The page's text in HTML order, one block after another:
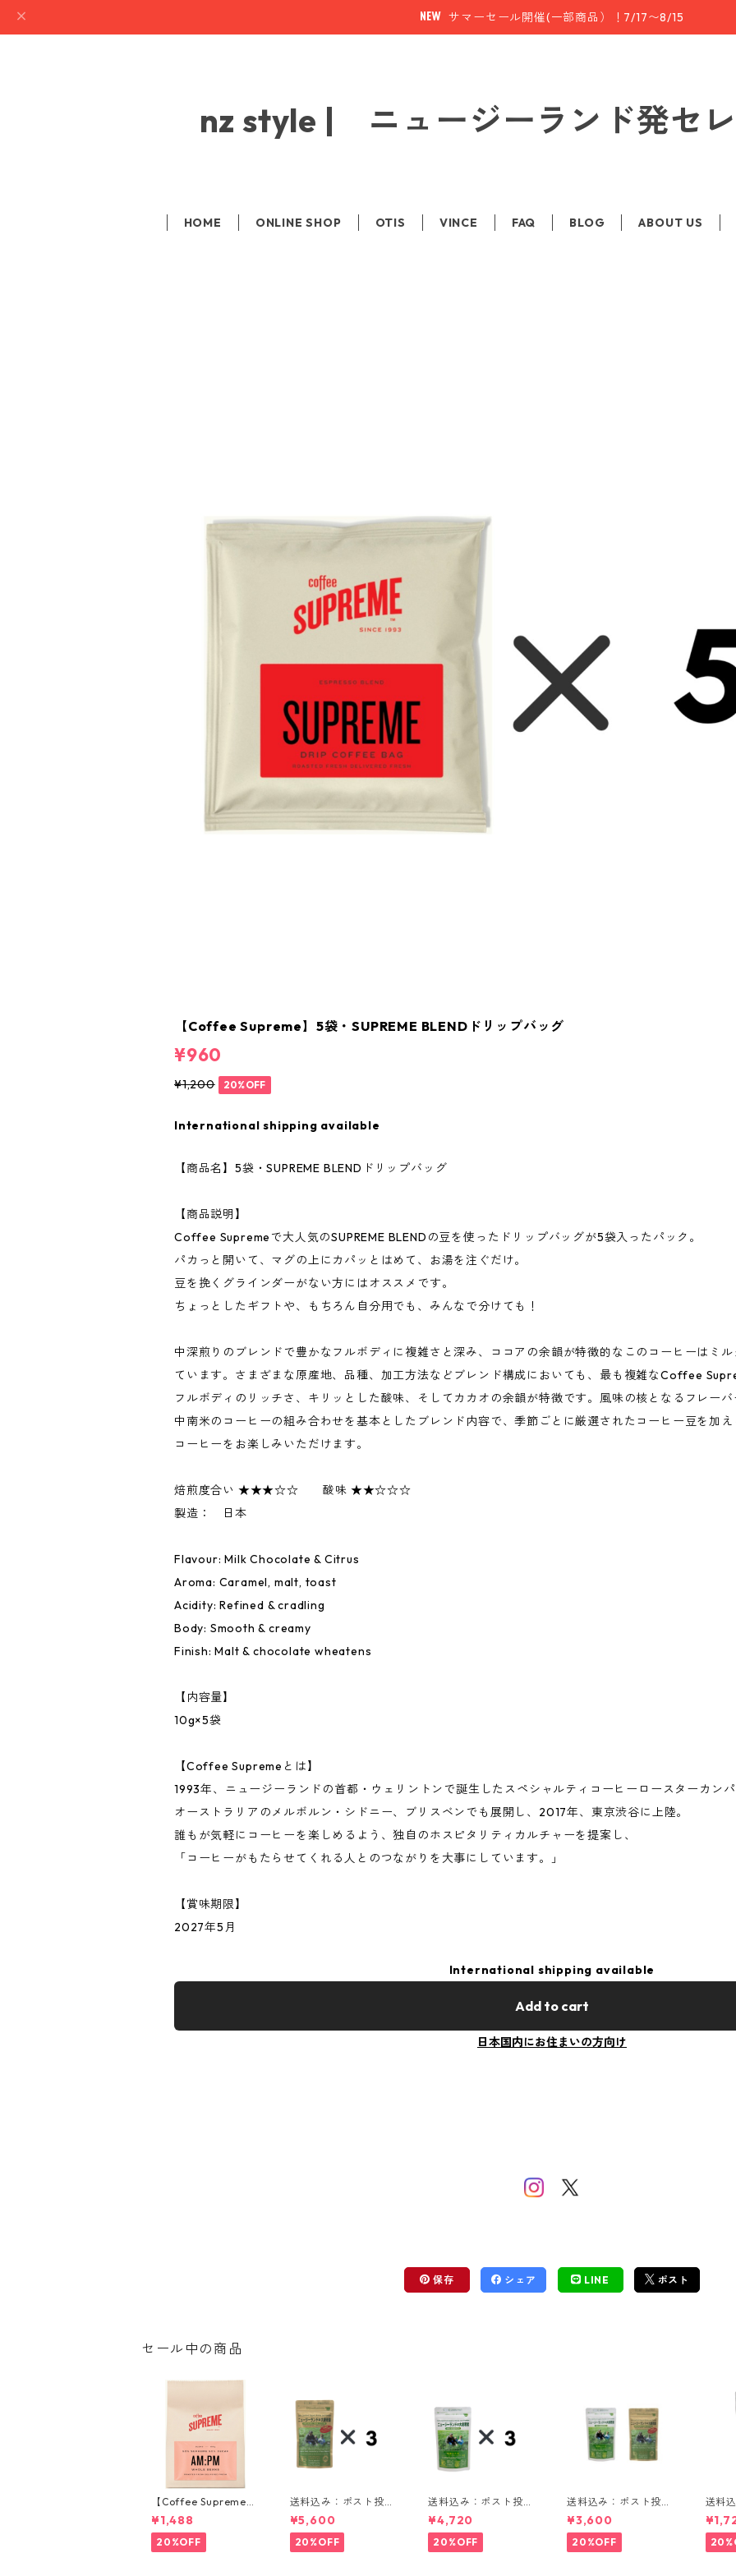
サマーセール開催(一部商品）！7/17〜8/15
nz style | ニュージーランド発セ
HOME ONLINE SHOP OTIS VINCE FAQ BLOG ABOUT US
【Coffee Supreme】5袋・SUPREME BLENDドリップバッグ
¥960
¥1,200 20%OFF
International shipping available
【商品名】5袋・SUPREME BLENDドリップバッグ
【商品説明】
Coffee Supremeで大人気のSUPREME BLENDの豆を使ったドリップバッグが5袋入ったパック。
パカっと開いて、マグの上にカパッとはめて、お湯を注ぐだけ。
豆を挽くグラインダーがない方にはオススメです。
ちょっとしたギフトや、もちろん自分用でも、みんなで分けても！
中深煎りのブレンドで豊かなフルボディに複雑さと深み、ココアの余韻が特徴的なこのコーヒーはミ
ています。さまざまな原産地、品種、加工方法などブレンド構成においても、最も複雑なCoffee
フルボディのリッチさ、キリッとした酸味、そしてカカオの余韻が特徴です。風味の核となるフレー
中南米のコーヒーの組み合わせを基本としたブレンド内容で、季節ごとに厳選されたコーヒー豆を加
コーヒーをお楽しみいただけます。
焙煎度合い ★★★☆☆ 酸味 ★★☆☆☆
製造： 日本
Flavour: Milk Chocolate & Citrus
Aroma: Caramel, malt, toast
Acidity: Refined & cradling
Body: Smooth & creamy
Finish: Malt & chocolate wheatens
【内容量】
10g×5袋
【Coffee Supremeとは】
1993年、ニュージーランドの首都・ウェリントンで誕生したスペシャルティコーヒーロースターカン
オーストラリアのメルボルン・シドニー、ブリスベンでも展開し、2017年、東京渋谷に上陸。
誰もが気軽にコーヒーを楽しめるよう、独自のホスピタリティカルチャーを提案し、
「コーヒーがもたらせてくれる人とのつながりを大事にしています。」
【賞味期限】
2027年5月
International shipping available
Add to cart
日本国内にお住まいの方向け
保存 シェア LINE ポスト
セール中の商品
【Coffee Supreme】
コーヒー豆／AM:PM B
lend 150g
¥1,488
20%OFF
送料込み：ポスト投
函：乳酸菌入りニュー
ジーランドの大麦若葉
90g 3袋セット
¥5,600
20%OFF
送料込み：ポスト投
函：ニュージーランド
の大麦若葉 90g 3袋セ
ット
¥4,720
20%OFF
送料込み：ポスト投
函：ニュージーランド
の大麦若葉セット
¥3,600
20%OFF
送料
函：
の大